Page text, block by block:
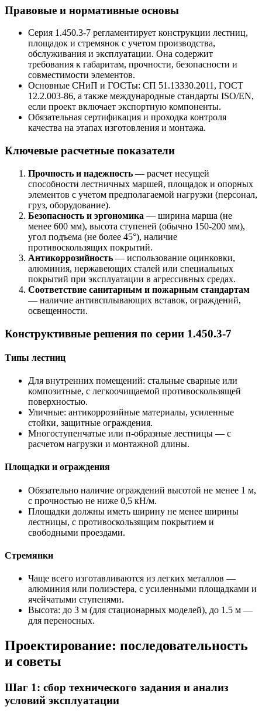
Правовые и нормативные основы
Серия 1.450.3-7 регламентирует конструкции лестниц,
площадок и стремянок с учетом производства,
обслуживания и эксплуатации. Она содержит
требования к габаритам, прочности, безопасности и
совместимости элементов.
Основные СНиП и ГОСТы: СП 51.13330.2011, ГОСТ
12.2.003-86, а также международные стандарты ISO/EN,
если проект включает экспортную компоненты.
Обязательная сертификация и проходка контроля
качества на этапах изготовления и монтажа.
Ключевые расчетные показатели
Прочность и надежность — расчет несущей
способности лестничных маршей, площадок и опорных
элементов с учетом предполагаемой нагрузки (персонал,
груз, оборудование).
Безопасность и эргономика — ширина марша (не
менее 600 мм), высота ступеней (обычно 150-200 мм),
угол подъема (не более 45°), наличие
противоскользящих покрытий.
Антикоррозийность — использование оцинковки,
алюминия, нержавеющих сталей или специальных
покрытий при эксплуатации в агрессивных средах.
Соответствие санитарным и пожарным стандартам
— наличие антивсплывающих вставок, ограждений,
освещенности.
Конструктивные решения по серии 1.450.3-7
Типы лестниц
Для внутренних помещений: стальные сварные или
композитные, с легкоочищаемой противоскользящей
поверхностью.
Уличные: антикоррозийные материалы, усиленные
стойки, защитные ограждения.
Многоступенчатые или п-образные лестницы — с
расчетом нагрузки и монтажной длины.
Площадки и ограждения
Обязательно наличие ограждений высотой не менее 1 м,
с прочностью не ниже 0,5 кН/м.
Площадки должны иметь ширину не менее ширины
лестницы, с противоскользящим покрытием и
свободными проездами.
Стремянки
Чаще всего изготавливаются из легких металлов —
алюминия или полиэстера, с усиленными площадками и
ячейчатыми ступенями.
Высота: до 3 м (для стационарных моделей), до 1.5 м —
для переносных.
Проектирование: последовательность
и советы
Шаг 1: сбор технического задания и анализ
условий эксплуатации